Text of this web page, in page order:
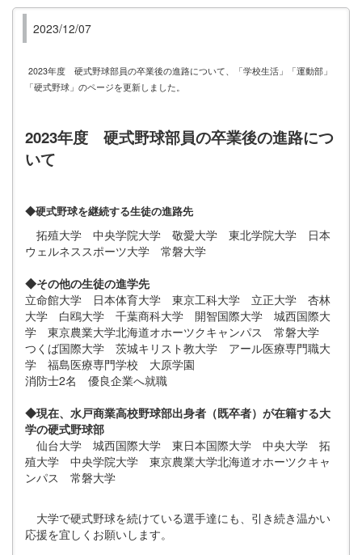
2023/12/07
2023年度 硬式野球部員の卒業後の進路について、「学校生活」「運動部」
「硬式野球」のページを更新しました。
2023年度 硬式野球部員の卒業後の進路につ
いて
◆硬式野球を継続する生徒の進路先
拓殖大学 中央学院大学 敬愛大学 東北学院大学 日本
ウェルネススポーツ大学 常磐大学
◆その他の生徒の進学先
立命館大学 日本体育大学 東京工科大学 立正大学 杏林
大学 白鴎大学 千葉商科大学 開智国際大学 城西国際大
学 東京農業大学北海道オホーツクキャンパス 常磐大学
つくば国際大学 茨城キリスト教大学 アール医療専門職大
学 福島医療専門学校 大原学園
消防士2名 優良企業へ就職
◆現在、水戸商業高校野球部出身者（既卒者）が在籍する大
学の硬式野球部
仙台大学 城西国際大学 東日本国際大学 中央大学 拓
殖大学 中央学院大学 東京農業大学北海道オホーツクキャ
ンパス 常磐大学
大学で硬式野球を続けている選手達にも、引き続き温かい
応援を宜しくお願いします。